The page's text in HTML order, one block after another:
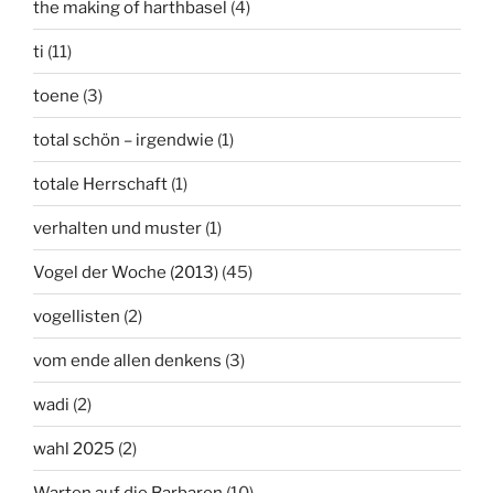
the making of harthbasel (4)
ti (11)
toene (3)
total schön – irgendwie (1)
totale Herrschaft (1)
verhalten und muster (1)
Vogel der Woche (2013) (45)
vogellisten (2)
vom ende allen denkens (3)
wadi (2)
wahl 2025 (2)